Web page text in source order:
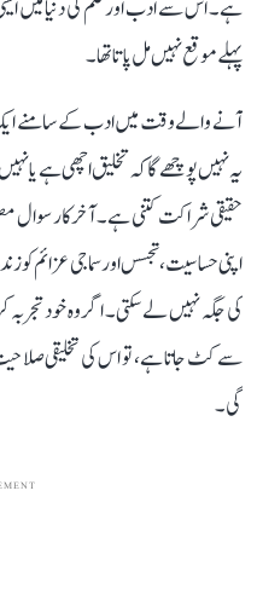
ہے۔ اس سے ادب اور علم کی دنیا میں
پہلے موقع نہیں مل پاتا تھا۔
آنے والے وقت میں ادب کے سامنے ایک
یہ نہیں پوچھے گا کہ تخلیق اچھی ہے یا
حقیقی شراکت کتنی ہے۔ آخرکار سوال
اپنی حساسیت، تجسس اور سماجی عزائم کو
کی جگہ نہیں لے سکتی۔ اگر وہ خود تجربہ
سے کٹ جاتا ہے، تو اس کی تخلیقی
گی۔